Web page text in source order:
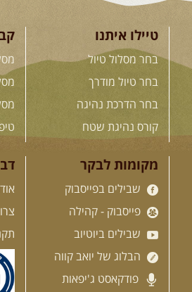
מסע שטח לאחת המדינות הפראיות
והמרגשות בעולם. קירגיסטאן היא לא ...
[המשך]
26.08-02.09.2026 - גאורגיה,
חבל סוונטי: מסע אל ארץ
המגדלים של הקווקז
הקווקז הגבוה מחכה לכם: נתיבי שטח
מרהיבים, פסגות מושלגות, אירוח ...
[המשך]
23-29.09.2026 - סוכות – טיול
ג'יפים גאורגיה: שטח פראי, לב
פתוח
בין רכס הקווקז הנמוך לגבוה, בין נהרות
טיילו איתנו
בחר מסלול טיול
בחר טיול מודרך
בחר הדרכת נהיגה
קורס נהיגת שטח
מקומות לבקר
שבילים בפייסבוק
פייסבוק - קהילה
שבילים ביוטיוב
הבלוג של יואב קווה
פודקאסט ג'יפאות